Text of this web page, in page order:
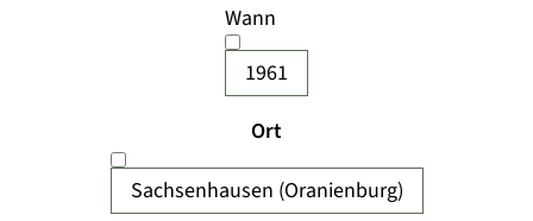
Wann
1961
Ort
Sachsenhausen (Oranienburg)